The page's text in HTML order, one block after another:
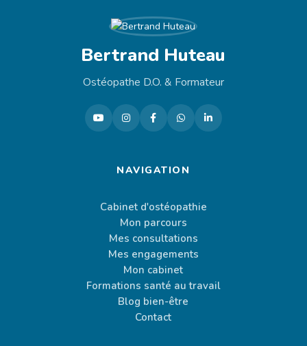
NAVIGATION
Cabinet d'ostéopathie
Mon parcours
Mes consultations
Mes engagements
Mon cabinet
Formations santé au travail
Blog bien-être
Contact
Bertrand Huteau
Ostéopathe D.O. & Formateur